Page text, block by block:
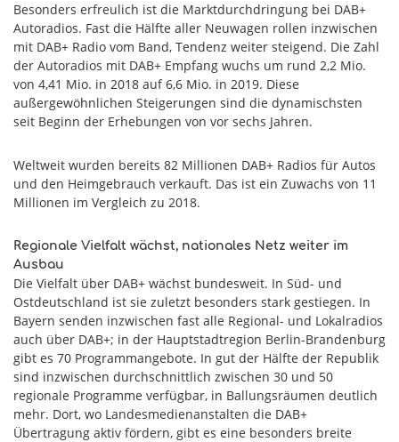
Besonders erfreulich ist die Marktdurchdringung bei DAB+
Autoradios. Fast die Hälfte aller Neuwagen rollen inzwischen
mit DAB+ Radio vom Band, Tendenz weiter steigend. Die Zahl
der Autoradios mit DAB+ Empfang wuchs um rund 2,2 Mio.
von 4,41 Mio. in 2018 auf 6,6 Mio. in 2019. Diese
außergewöhnlichen Steigerungen sind die dynamischsten
seit Beginn der Erhebungen von vor sechs Jahren.
Weltweit wurden bereits 82 Millionen DAB+ Radios für Autos
und den Heimgebrauch verkauft. Das ist ein Zuwachs von 11
Millionen im Vergleich zu 2018.
Regionale Vielfalt wächst, nationales Netz weiter im
Ausbau
Die Vielfalt über DAB+ wächst bundesweit. In Süd- und
Ostdeutschland ist sie zuletzt besonders stark gestiegen. In
Bayern senden inzwischen fast alle Regional- und Lokalradios
auch über DAB+; in der Hauptstadtregion Berlin-Brandenburg
gibt es 70 Programmangebote. In gut der Hälfte der Republik
sind inzwischen durchschnittlich zwischen 30 und 50
regionale Programme verfügbar, in Ballungsräumen deutlich
mehr. Dort, wo Landesmedienanstalten die DAB+
Übertragung aktiv fördern, gibt es eine besonders breite